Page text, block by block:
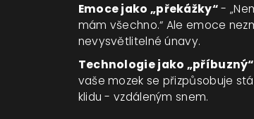
Emoce jako „překážky“-
mám všechno.“ Ale emoce
nevysvětlitelné únavy.
Technologie jako „příbuzný“
vaše mozek se přizpůsobuje
klidu - vzdáleným snem.